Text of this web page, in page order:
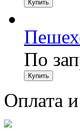
По
Оплата